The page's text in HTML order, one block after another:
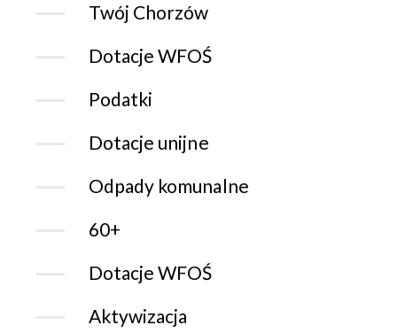
Twój Chorzów
Dotacje WFOŚ
Podatki
Dotacje unijne
Odpady komunalne
60+
Dotacje WFOŚ
Aktywizacja